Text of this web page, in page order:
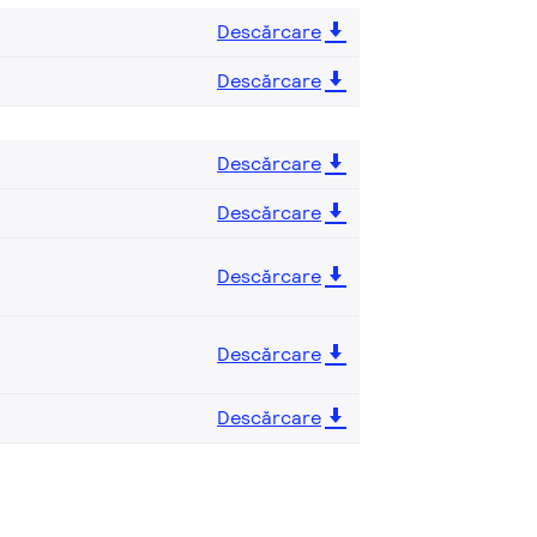
Descărcare
Descărcare
Descărcare
Descărcare
Descărcare
Descărcare
Descărcare